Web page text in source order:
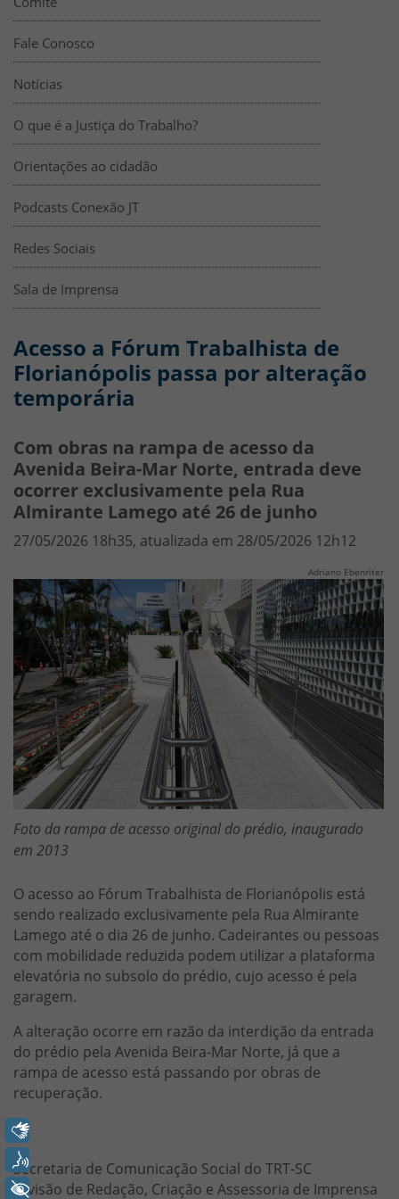
Fale Conosco
Notícias
O que é a Justiça do Trabalho?
Orientações ao cidadão
Podcasts Conexão JT
Redes Sociais
Sala de Imprensa
Acesso a Fórum Trabalhista de
Florianópolis passa por alteração
temporária
Com obras na rampa de acesso da
Avenida Beira-Mar Norte, entrada deve
ocorrer exclusivamente pela Rua
Almirante Lamego até 26 de junho
27/05/2026 18h35, atualizada em 28/05/2026 12h12
Adriano Ebenriter
Foto da rampa de acesso original do prédio, inaugurado
em 2013
O acesso ao Fórum Trabalhista de Florianópolis está
sendo realizado exclusivamente pela Rua Almirante
Lamego até o dia 26 de junho. Cadeirantes ou pessoas
com mobilidade reduzida podem utilizar a plataforma
elevatória no subsolo do prédio, cujo acesso é pela
garagem.
A alteração ocorre em razão da interdição da entrada
do prédio pela Avenida Beira-Mar Norte, já que a
rampa de acesso está passando por obras de
recuperação.
Secretaria de Comunicação Social do TRT-SC
Divisão de Redação, Criação e Assessoria de Imprensa
Voz
+ Acessibilidade